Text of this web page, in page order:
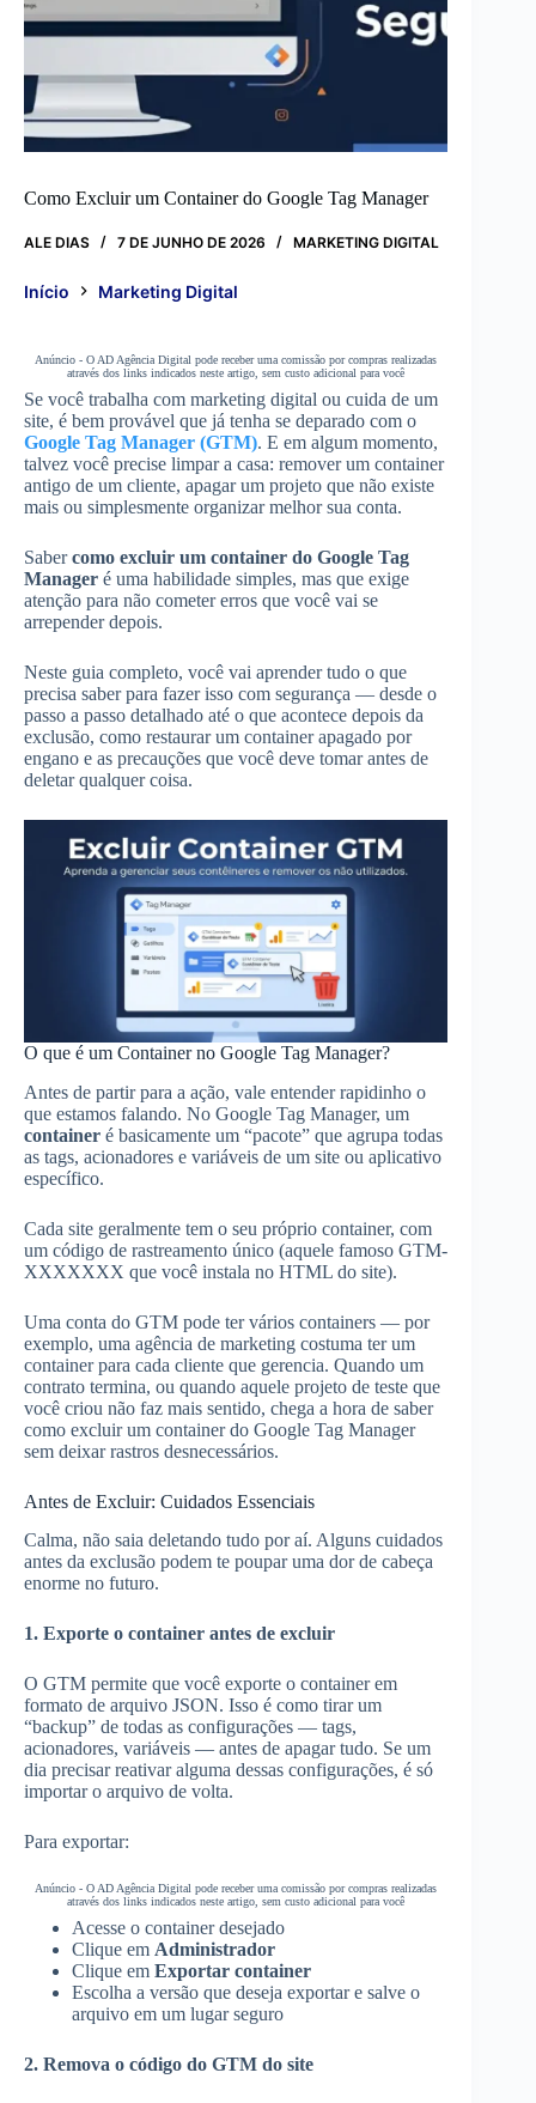
Como Excluir um Container do Google Tag Manager
ALE DIAS 7 DE JUNHO DE 2026 MARKETING DIGITAL
Início Marketing Digital
Anúncio - O AD Agência Digital pode receber uma comissão por compras realizadas
através dos links indicados neste artigo, sem custo adicional para você
Se você trabalha com marketing digital ou cuida de um
site, é bem provável que já tenha se deparado com o
Google Tag Manager (GTM). E em algum momento,
talvez você precise limpar a casa: remover um container
antigo de um cliente, apagar um projeto que não existe
mais ou simplesmente organizar melhor sua conta.
Sabercomo excluir um container do Google Tag
Manager é uma habilidade simples, mas que exige
atenção para não cometer erros que você vai se
arrepender depois.
Neste guia completo, você vai aprender tudo o que
precisa saber para fazer isso com segurança — desde o
passo a passo detalhado até o que acontece depois da
exclusão, como restaurar um container apagado por
engano e as precauções que você deve tomar antes de
deletar qualquer coisa.
O que é um Container no Google Tag Manager?
Antes de partir para a ação, vale entender rapidinho o
que estamos falando. No Google Tag Manager, um
container é basicamente um “pacote” que agrupa todas
as tags, acionadores e variáveis de um site ou aplicativo
específico.
Cada site geralmente tem o seu próprio container, com
um código de rastreamento único (aquele famoso GTM-
XXXXXXX que você instala no HTML do site).
Uma conta do GTM pode ter vários containers — por
exemplo, uma agência de marketing costuma ter um
container para cada cliente que gerencia. Quando um
contrato termina, ou quando aquele projeto de teste que
você criou não faz mais sentido, chega a hora de saber
como excluir um container do Google Tag Manager
sem deixar rastros desnecessários.
Antes de Excluir: Cuidados Essenciais
Calma, não saia deletando tudo por aí. Alguns cuidados
antes da exclusão podem te poupar uma dor de cabeça
enorme no futuro.
1. Exporte o container antes de excluir
O GTM permite que você exporte o container em
formato de arquivo JSON. Isso é como tirar um
“backup” de todas as configurações — tags,
acionadores, variáveis — antes de apagar tudo. Se um
dia precisar reativar alguma dessas configurações, é só
importar o arquivo de volta.
Para exportar:
Anúncio - O AD Agência Digital pode receber uma comissão por compras realizadas
através dos links indicados neste artigo, sem custo adicional para você
Acesse o container desejado
Clique em Administrador
Clique em Exportar container
Escolha a versão que deseja exportar e salve o
arquivo em um lugar seguro
2. Remova o código do GTM do site